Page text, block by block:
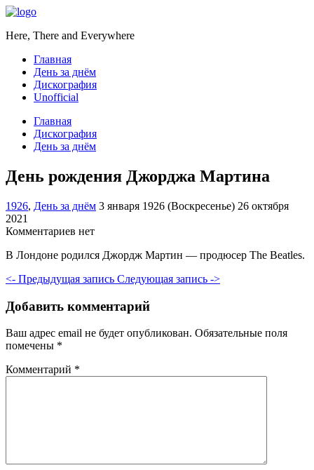
Here, There and Everywhere
Главная
День за днём
Дискография
Unofficial
Главная
Дискография
День за днём
День рождения Джорджа Мартина
1926, День за днём 3 января 1926 (Воскресенье) 26 октября
2021
Комментариев нет
В Лондоне родился Джордж Мартин — продюсер The Beatles.
<- Предыдущая запись Следующая запись ->
Добавить комментарий
Ваш адрес email не будет опубликован. Обязательные поля
помечены *
Комментарий *